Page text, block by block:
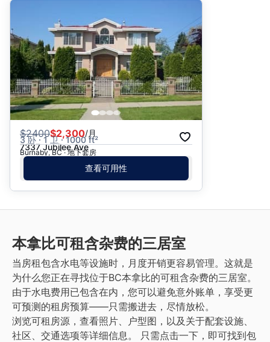
$2400$2,300/月
3 卧 · 1 卫 · 1000 ft²
7337 Jubilee Ave
Burnaby, BC · 地下套房
查看可用性
本拿比可租含杂费的三居室
当房租包含水电等设施时，月度开销更容易管理。这就是
为什么您正在寻找位于BC本拿比的可租含杂费的三居室。
由于水电费用已包含在内，您可以避免意外账单，享受更
可预测的租房预算——只需搬进去，尽情放松。
浏览可租房源，查看照片、户型图，以及关于配套设施、
社区、交通选项等详细信息。
只需点击一下，即可找到包